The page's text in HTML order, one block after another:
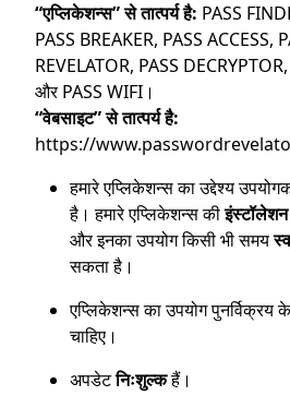
“एप्लिकेशन्स” से तात्पर्य है: PASS
PASS BREAKER, PASS ACCESS,
REVELATOR, PASS
और PASS WIFI।
“वेबसाइट” से तात्पर्य है:
https://
हमारे एप्लिकेशन्स का उद्देश्य
है। हमारे एप्लिकेशन्स कीइंस्टॉलेशन
और इनका उपयोग किसी भी समय
सकता है।
एप्लिकेशन्स का उपयोग पुनर्विक्रय
चाहिए।
अपडेटनिःशुल्कहैं।